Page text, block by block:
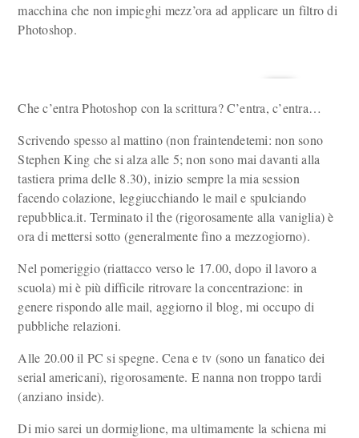
macchina che non impieghi mezz’ora ad applicare un filtro di
Photoshop.
Che c’entra Photoshop con la scrittura? C’entra, c’entra…
Scrivendo spesso al mattino (non fraintendetemi: non sono
Stephen King che si alza alle 5; non sono mai davanti alla
tastiera prima delle 8.30), inizio sempre la mia session
facendo colazione, leggiucchiando le mail e spulciando
repubblica.it. Terminato il the (rigorosamente alla vaniglia) è
ora di mettersi sotto (generalmente fino a mezzogiorno).
Nel pomeriggio (riattacco verso le 17.00, dopo il lavoro a
scuola) mi è più difficile ritrovare la concentrazione: in
genere rispondo alle mail, aggiorno il blog, mi occupo di
pubbliche relazioni.
Alle 20.00 il PC si spegne. Cena e tv (sono un fanatico dei
serial americani), rigorosamente. E nanna non troppo tardi
(anziano inside).
Di mio sarei un dormiglione, ma ultimamente la schiena mi